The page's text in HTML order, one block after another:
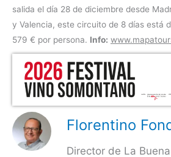
salida el día 28 de diciembre desde
y Valencia, este circuito de 8 días está
579 € por persona. Info:
Florentino
Director de La